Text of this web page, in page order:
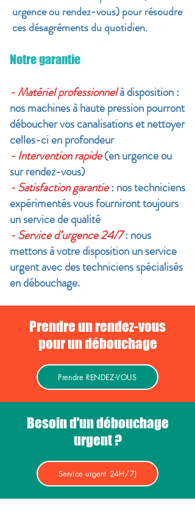
urgence ou rendez-vous) pour résoudre
ces désagréments du quotidien.
Notre garantie
- Matériel professionnelà disposition :
nos machines à haute pression pourront
déboucher vos canalisations et nettoyer
celles-ci en profondeur
- Intervention rapide(en urgence ou
sur rendez-vous)
- Satisfaction garantie: nos techniciens
expérimentés vous fourniront toujours
un service de qualité
- Service d’urgence 24/7: nous
mettons à votre disposition un service
urgent avec des techniciens spécialisés
en débouchage.
Prendre un rendez-vous
pour un débouchage
Prendre RENDEZ-VOUS
Besoin d'un débouchage
urgent ?
Service urgent 24H/7J